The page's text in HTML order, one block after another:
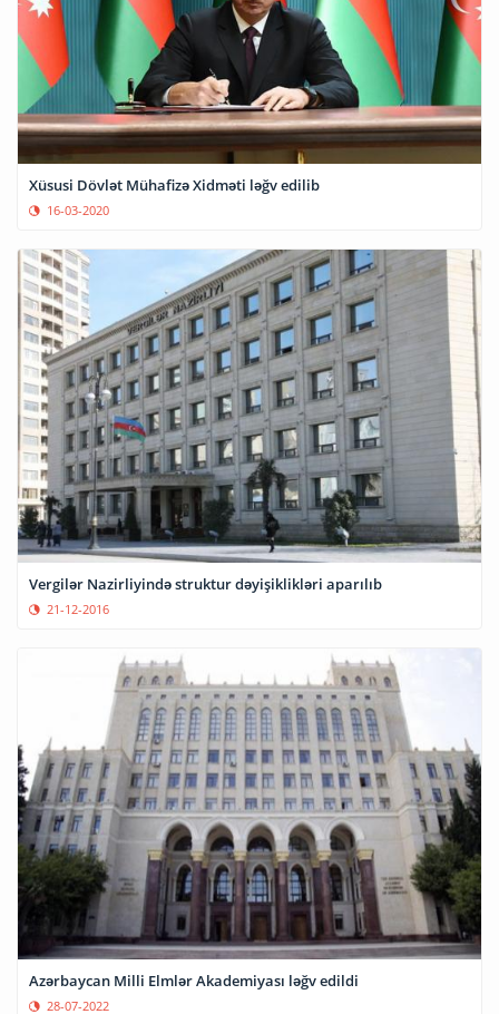
Xüsusi Dövlət Mühafizə Xidməti ləğv edilib
16-03-2020
Vergilər Nazirliyində struktur dəyişiklikləri aparılıb
21-12-2016
Azərbaycan Milli Elmlər Akademiyası ləğv edildi
28-07-2022